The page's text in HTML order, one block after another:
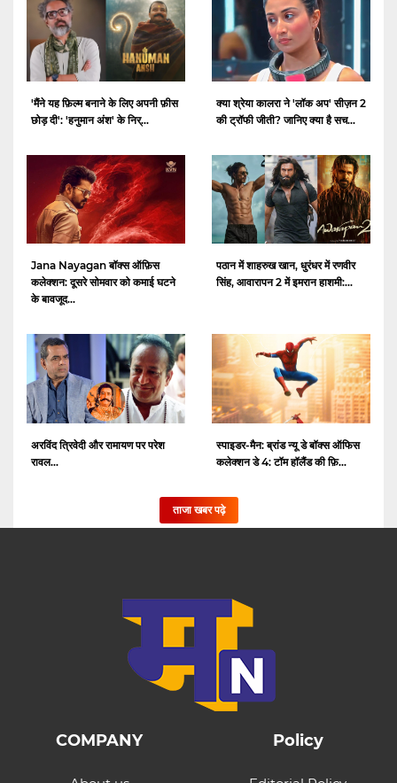
'मैंने यह फ़िल्म बनाने के लिए अपनी फ़ीस
छोड़ दी': 'हनुमान अंश' के निर्...
क्या श्रेया कालरा ने 'लॉक अप' सीज़न 2
की ट्रॉफी जीती? जानिए क्या है सच...
Jana Nayagan बॉक्स ऑफ़िस
कलेक्शन: दूसरे सोमवार को कमाई घटने
के बावजूद...
पठान में शाहरुख खान, धुरंधर में रणवीर
सिंह, आवारापन 2 में इमरान हाशमी:...
अरविंद त्रिवेदी और रामायण पर परेश
रावल...
स्पाइडर-मैन: ब्रांड न्यू डे बॉक्स ऑफिस
कलेक्शन डे 4: टॉम हॉलैंड की फ़ि...
ताजा खबर पढ़े
COMPANY Policy